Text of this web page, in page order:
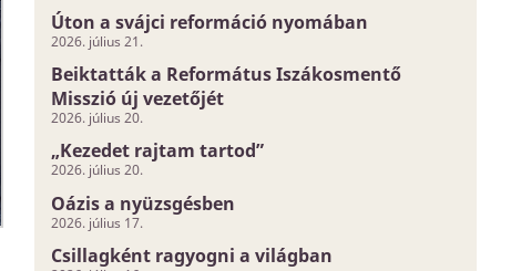
Úton a svájci reformáció nyomában
2026. július 21.
Beiktatták a Református Iszákosmentő
Misszió új vezetőjét
2026. július 20.
„Kezedet rajtam tartod”
2026. július 20.
Oázis a nyüzsgésben
2026. július 17.
Csillagként ragyogni a világban